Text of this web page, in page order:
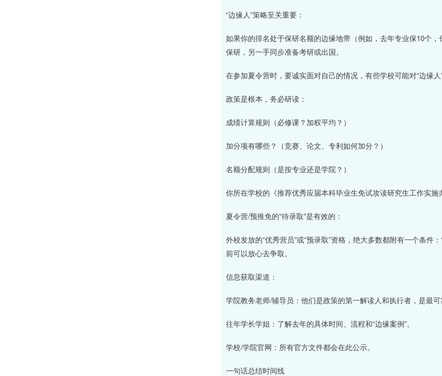
“边缘人”策略至关重要：
如果你的排名处于保研名额的边缘地带（例如，去年专业保10个
保研，另一手同步准备考研或出国。
在参加夏令营时，要诚实面对自己的情况，有些学校可能对“边缘人
政策是根本，务必研读：
成绩计算规则（必修课？加权平均？）
加分项有哪些？（竞赛、论文、专利如何加分？）
名额分配规则（是按专业还是学院？）
你所在学校的《推荐优秀应届本科毕业生免试攻读研究生工作实施
夏令营/预推免的“待录取”是有效的：
外校发放的“优秀营员”或“预录取”资格，绝大多数都附有一个条件
前可以放心去争取。
信息获取渠道：
学院教务老师/辅导员：他们是政策的第一解读人和执行者，是最可
往年学长学姐：了解去年的具体时间、流程和“边缘案例”。
学校/学院官网：所有官方文件都会在此公示。
一句话总结时间线